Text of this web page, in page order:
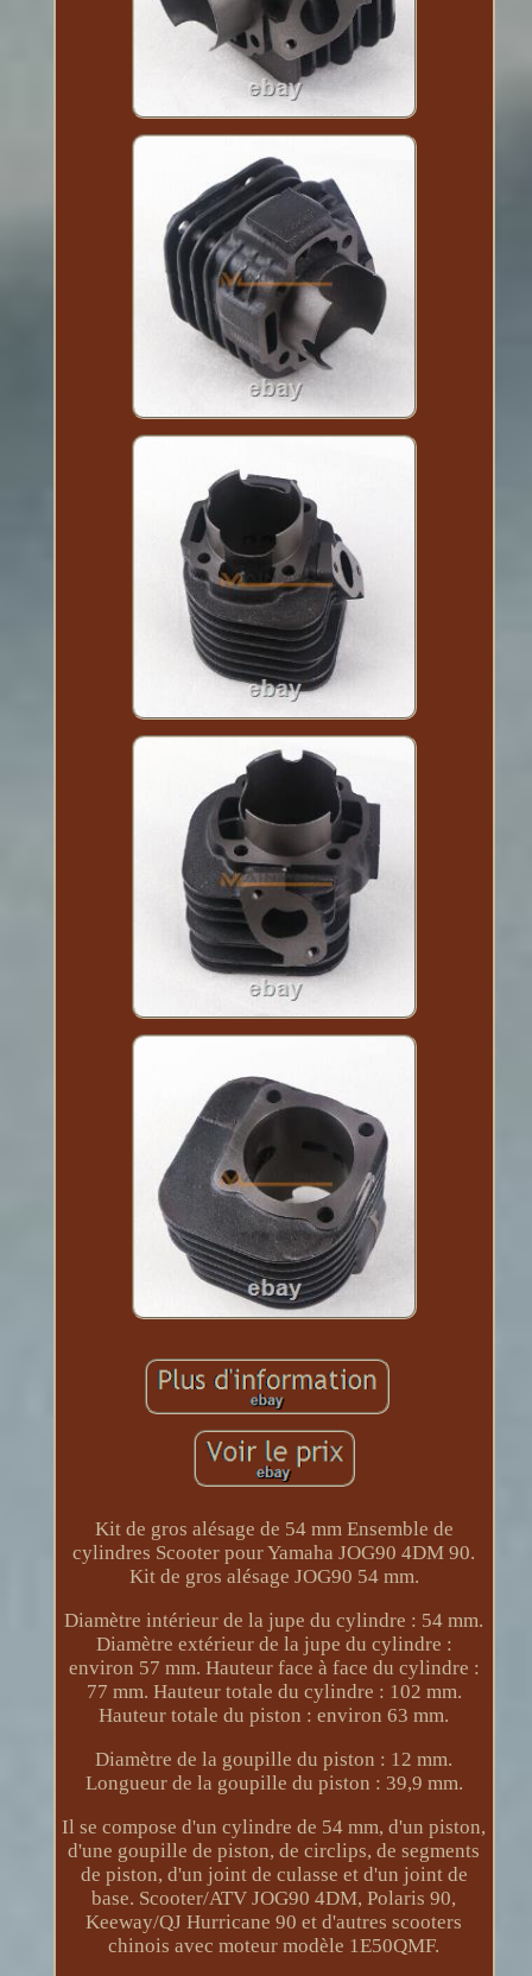
Kit de gros alésage de 54 mm Ensemble de
cylindres Scooter pour Yamaha JOG90 4DM 90.
Kit de gros alésage JOG90 54 mm.
Diamètre intérieur de la jupe du cylindre : 54 mm.
Diamètre extérieur de la jupe du cylindre :
environ 57 mm. Hauteur face à face du cylindre :
77 mm. Hauteur totale du cylindre : 102 mm.
Hauteur totale du piston : environ 63 mm.
Diamètre de la goupille du piston : 12 mm.
Longueur de la goupille du piston : 39,9 mm.
Il se compose d'un cylindre de 54 mm, d'un piston,
d'une goupille de piston, de circlips, de segments
de piston, d'un joint de culasse et d'un joint de
base. Scooter/ATV JOG90 4DM, Polaris 90,
Keeway/QJ Hurricane 90 et d'autres scooters
chinois avec moteur modèle 1E50QMF.